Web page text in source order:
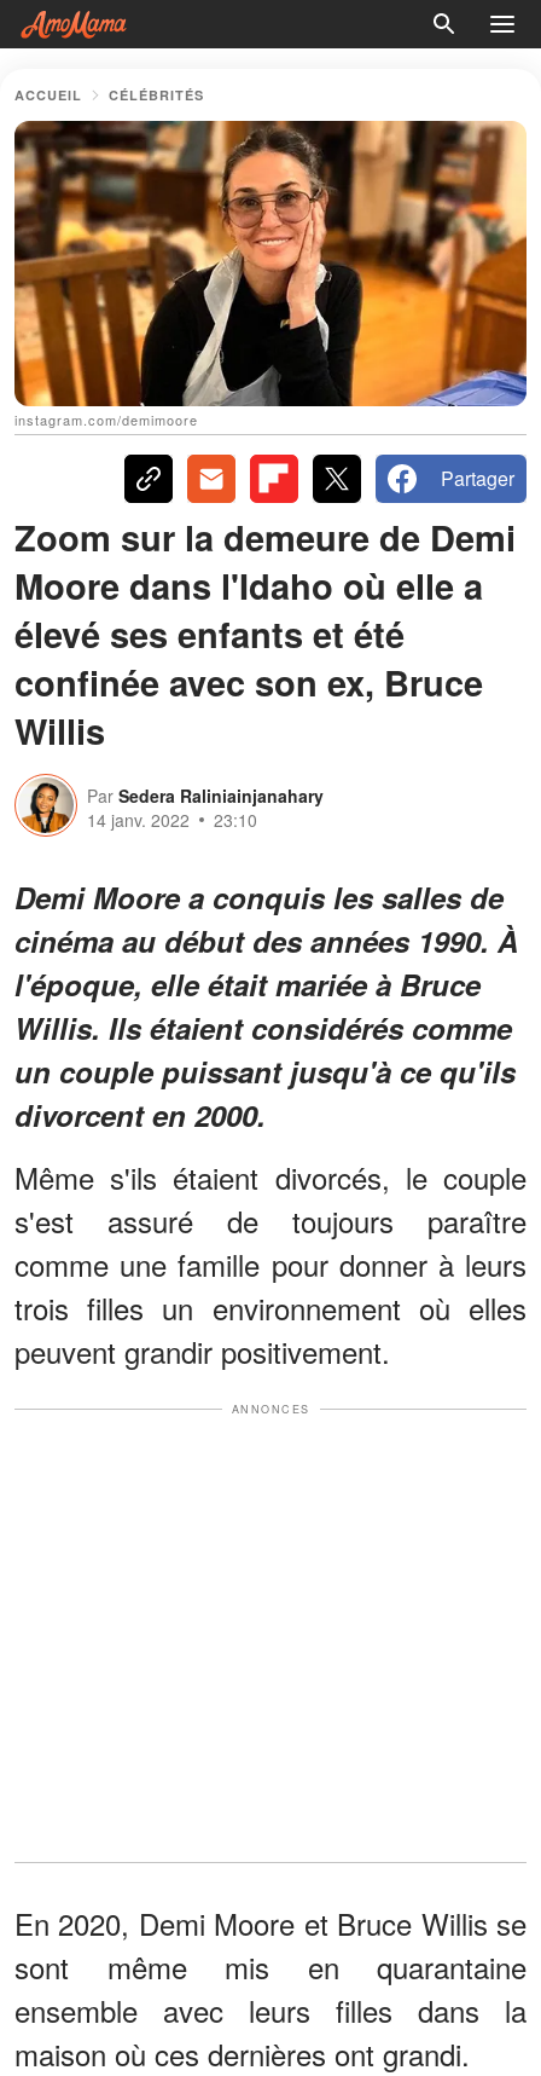
ACCUEIL CÉLÉBRITÉS
instagram.com/demimoore
Partager
Zoom sur la demeure de Demi
Moore dans l'Idaho où elle a
élevé ses enfants et été
confinée avec son ex, Bruce
Willis
Par Sedera Raliniainjanahary
14 janv. 2022
23:10
Demi Moore a conquis les salles de
cinéma au début des années 1990. À
l'époque, elle était mariée à Bruce
Willis. Ils étaient considérés comme
un couple puissant jusqu'à ce qu'ils
divorcent en 2000.
Même s'ils étaient divorcés, le couple
s'est assuré de toujours paraître
comme une famille pour donner à leurs
trois filles un environnement où elles
peuvent grandir positivement.
ANNONCES
En 2020, Demi Moore et Bruce Willis se
sont même mis en quarantaine
ensemble avec leurs filles dans la
maison où ces dernières ont grandi.